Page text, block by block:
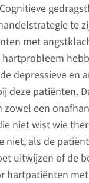
te
met
depressieve en
deze patiënten.
zowel een
niet wist wie
niet, als de
uitwijzen of de
hartpatiënten